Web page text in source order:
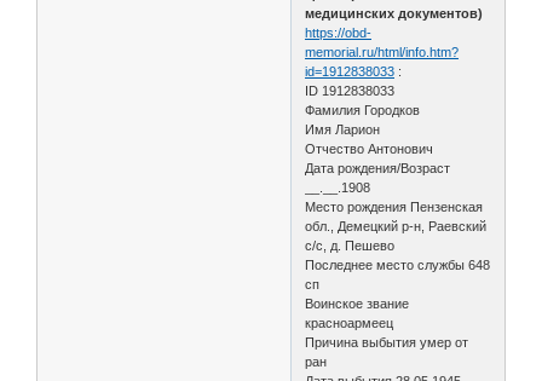
медицинских документов)
https://obd-
memorial.ru/html/info.htm?
id=1912838033 :
ID 1912838033
Фамилия Городков
Имя Ларион
Отчество Антонович
Дата рождения/Возраст
__.__.1908
Место рождения Пензенская
обл., Демецкий р-н, Раевский
с/с, д. Пешево
Последнее место службы 648
сп
Воинское звание
красноармеец
Причина выбытия умер от
ран